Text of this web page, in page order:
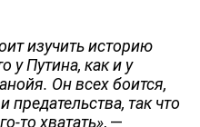
изучить историю
у Путина, как и у
Он всех боится,
так что
то хватать», —